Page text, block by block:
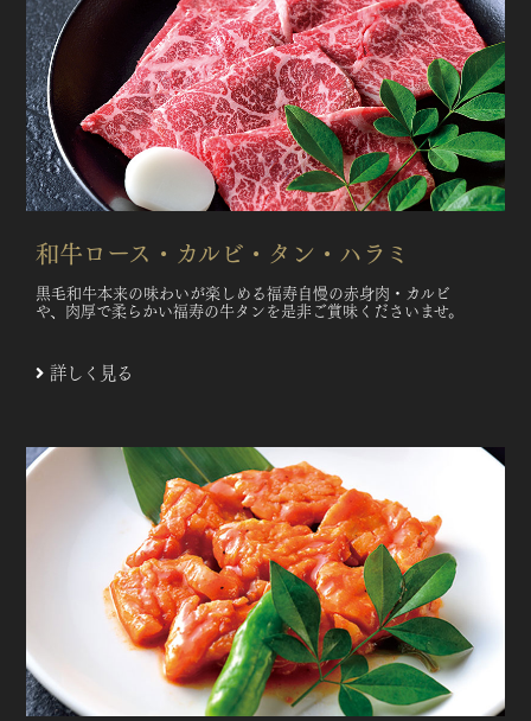
和牛ロース・カルビ・タン・ハラミ
黒毛和牛本来の味わいが楽しめる福寿自慢の赤身肉・カルビ
や、肉厚で柔らかい福寿の牛タンを是非ご賞味くださいませ。
詳しく見る